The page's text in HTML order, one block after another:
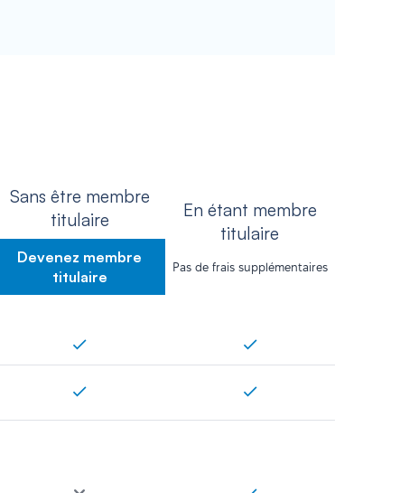
Sans être membre
titulaire
Devenez membre
titulaire
En étant membre
titulaire
Pas de frais supplémentaires